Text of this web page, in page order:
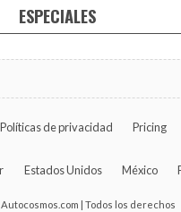
ESPECIALES
Políticas de privacidad Pricing
Estados Unidos México
Autocosmos.com | Todos los derechos